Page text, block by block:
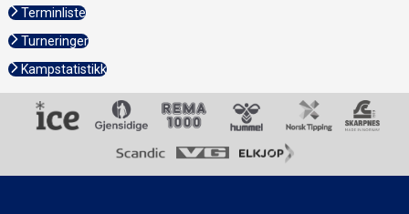
Terminliste
Turneringer
Kampstatistikk